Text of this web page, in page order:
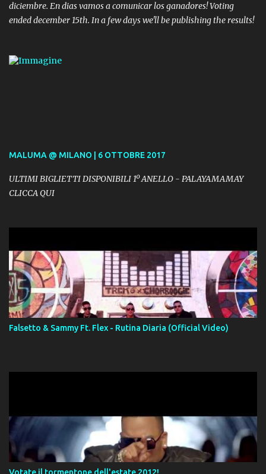
diciembre. En dias vamos a comunicar los ganadores! Voting
ended december 15th. In a few days we'll be publishing the results!
MALUMA @ MILANO | 6 OTTOBRE 2017
ULTIMI BIGLIETTI DISPONIBILI 1º ANELLO - PALAYAMAMAY
CLICCA QUI
Falsetto & Sammy Ft. Flex - Rutina Diaria (Official Video)